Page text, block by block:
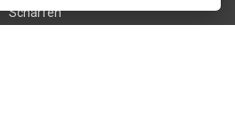
Scharfen